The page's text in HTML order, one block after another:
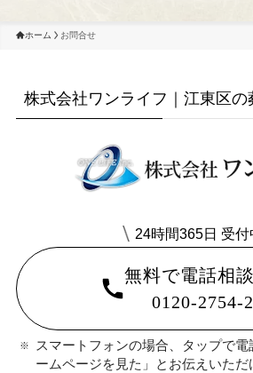
ホーム お問合せ
株式会社ワンライフ｜江東区の
24時間365日 受付
無料で電話相
0120-2754-
スマートフォンの場合、タップで
ームページを見た」とお伝えいた